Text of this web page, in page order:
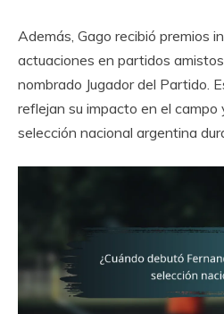
Además, Gago recibió premios
actuaciones en partidos
nombrado Jugador del Partido.
reflejan su impacto en el campo
selección nacional argentina